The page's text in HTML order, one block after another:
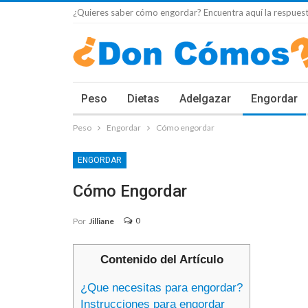
¿Quieres saber cómo engordar? Encuentra aquí la
Peso Dietas Adelgazar Engordar
Peso Engordar Cómo engordar
ENGORDAR
Cómo Engordar
Por Jilliane 0
Contenido del Artículo
¿Que necesitas para engordar?
Instrucciones para engordar